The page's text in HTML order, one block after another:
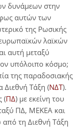
δυνάμεων στην
φως αυτών των
της Ρωσικής
λαϊκών
αυτή μεταξύ
υπόλοιπο κόσμο;
της παραδοσιακής
Διεθνή Τάξη (ΝΔΤ).
(ΠΔ) με εκείνη του
ΠΔ, ΜΕΚΕΑ και
τη Διεθνή Τάξη